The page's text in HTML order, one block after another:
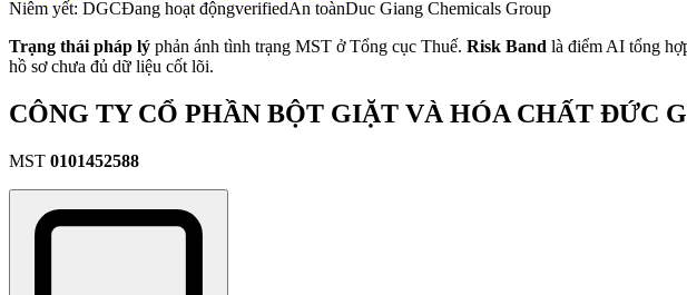
Niêm yết: DGCĐang hoạt độngverifiedAn toànDuc Giang Chemicals Group
Trạng thái pháp lý phản ánh tình trạng MST ở Tổng cục Thuế. Risk Band là điểm AI tổng
hồ sơ chưa đủ dữ liệu cốt lõi.
CÔNG TY CỔ PHẦN BỘT GIẶT VÀ HÓA CHẤT ĐỨC
MST 0101452588